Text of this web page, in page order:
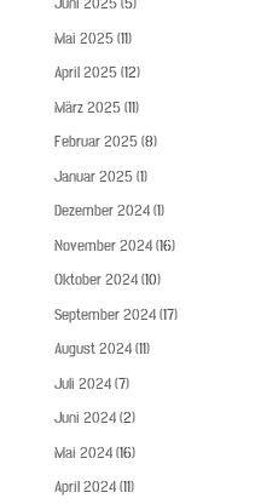
Juni 2025(5)
Mai 2025(11)
April 2025(12)
März 2025(11)
Februar 2025(8)
Januar 2025(1)
Dezember 2024(1)
November 2024(16)
Oktober 2024(10)
September 2024(17)
August 2024(11)
Juli 2024(7)
Juni 2024(2)
Mai 2024(16)
April 2024(11)